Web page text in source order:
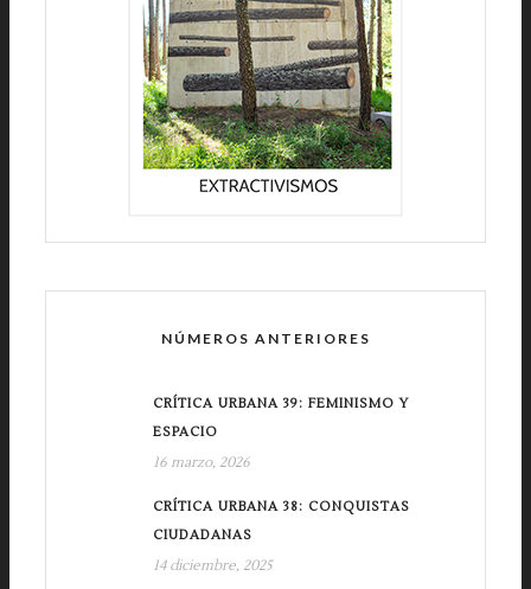
NÚMEROS ANTERIORES
CRÍTICA URBANA 39: FEMINISMO Y
ESPACIO
16 marzo, 2026
CRÍTICA URBANA 38: CONQUISTAS
CIUDADANAS
14 diciembre, 2025